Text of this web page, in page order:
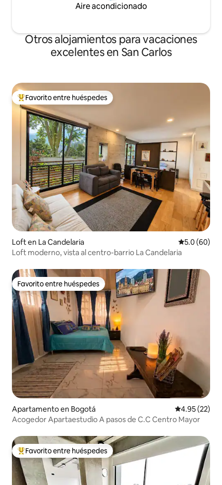
Aire acondicionado
Otros alojamientos para vacaciones
excelentes en San Carlos
Favorito entre huéspedes preferido
Favorito entre huéspedes
Loft en La Candelaria Calificación
5.0 (60)
Loft moderno, vista al centro-barrio La Candelaria
Favorito entre huéspedes
Favorito entre huéspedes
Apartamento en Bogotá Calificación
4.95 (22)
Acogedor Apartaestudio A pasos de C.C Centro Mayor
Favorito entre huéspedes preferido
Favorito entre huéspedes